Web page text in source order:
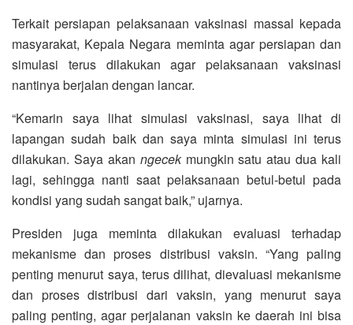
Terkait persiapan pelaksanaan vaksinasi massal kepada
masyarakat, Kepala Negara meminta agar persiapan dan
simulasi terus dilakukan agar pelaksanaan vaksinasi
nantinya berjalan dengan lancar.
“Kemarin saya lihat simulasi vaksinasi, saya lihat di
lapangan sudah baik dan saya minta simulasi ini terus
dilakukan. Saya akan ngecekmungkin satu atau dua kali
lagi, sehingga nanti saat pelaksanaan betul-betul pada
kondisi yang sudah sangat baik,” ujarnya.
Presiden juga meminta dilakukan evaluasi terhadap
mekanisme dan proses distribusi vaksin. “Yang paling
penting menurut saya, terus dilihat, dievaluasi mekanisme
dan proses distribusi dari vaksin, yang menurut saya
paling penting, agar perjalanan vaksin ke daerah ini bisa